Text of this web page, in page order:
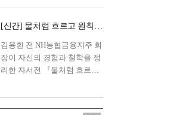
은퇴 설계를 가이드해 온 김경
록 옵투스자산운용의 고문이
신간 『은퇴연옥』을 내놓았
다.단테는 지옥을 '모든 희망을
[신간] 물처럼 흐르고 원칙으로 서다…김용환의 통찰을 담다
김용환 전 NH농협금융지주 회
장이 자신의 경험과 철학을 정
리한 자서전 『물처럼 흐르고
통 관료 출신으로 한국 금융의
주요 변곡점마다 중요한 역할